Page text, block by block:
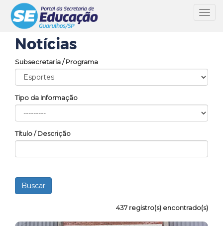
Notícias
Subsecretaria / Programa
Tipo da Informação
Título / Descrição
437 registro(s) encontrado(s)